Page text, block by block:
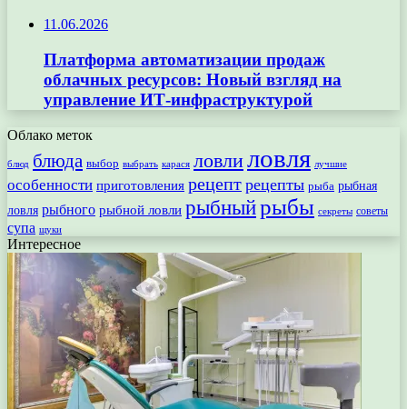
11.06.2026
Платформа автоматизации продаж
облачных ресурсов: Новый взгляд на
управление ИТ-инфраструктурой
Облако меток
блюд блюда выбор выбрать карася ловлиловля лучшие
особенности приготовления рецепт рецепты рыба рыбная
ловля рыбного рыбной ловли рыбныйрыбы секреты советы
супа щуки
Интересное